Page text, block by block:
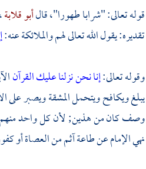
قوله تعالى: "شرابا طهورا"، قالأبو قلابة
تقديره: يقول الله تعالى لهم والملائكة عنه:
وقوله تعالى:إنا نحن نزلنا عليك القرآن
يبلغ ويكافح ويتحمل المشقة ويصبر على
وصف كان من هذين; لأن كل واحد منهم
نهي الإمام عن طاعة آثم من العصاة أو